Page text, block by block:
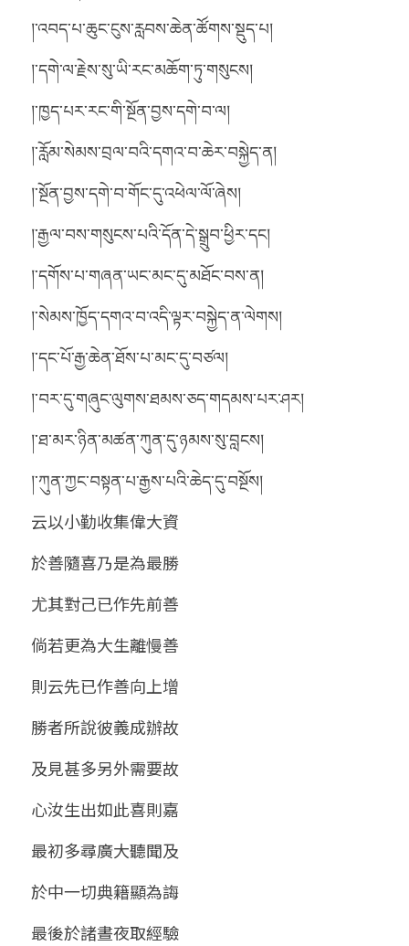
།་འབད་པ་ཆུང་ངུས་རླབས་ཆེན་ཚོགས་སྡུད་པ།
།་དགེ་ལ་རྗེས་སུ་ཡི་རང་མཆོག་ཏུ་གསུངས།
།་ཁྱད་པར་རང་གི་སྔོན་བྱས་དགེ་བ་ལ།
།་རློམ་སེམས་བྲལ་བའི་དགའ་བ་ཆེར་བསྐྱེད་ན།
།་སྔོན་བྱས་དགེ་བ་གོང་དུ་འཕེལ་ལོ་ཞེས།
།་རྒྱལ་བས་གསུངས་པའི་དོན་དེ་སྒྲུབ་ཕྱིར་དང།
།་དགོས་པ་གཞན་ཡང་མང་དུ་མཐོང་བས་ན།
།་སེམས་ཁྱོད་དགའ་བ་འདི་ལྟར་བསྐྱེད་ན་ལེགས།
།་དང་པོ་རྒྱ་ཆེན་ཐོས་པ་མང་དུ་བཙལ།
།་བར་དུ་གཞུང་ལུགས་ཐམས་ཅད་གདམས་པར་ཤར།
།་ཐ་མར་ཉིན་མཚན་ཀུན་དུ་ཉམས་སུ་བླངས།
།་ཀུན་ཀྱང་བསྟན་པ་རྒྱས་པའི་ཆེད་དུ་བསྔོས།
云以小勤收集偉大資
於善隨喜乃是為最勝
尤其對己已作先前善
倘若更為大生離慢善
則云先已作善向上增
勝者所說彼義成辦故
及見甚多另外需要故
心汝生出如此喜則嘉
最初多尋廣大聽聞及
於中一切典籍顯為誨
最後於諸晝夜取經驗